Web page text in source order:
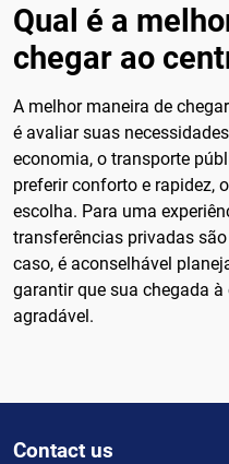
Qual é a
chegar ao
A melhor maneira de
é avaliar suas
economia, o transporte
preferir conforto e rapidez,
escolha. Para uma
transferências privadas
caso, é aconselhável
garantir que sua chegada
agradável.
Contact us